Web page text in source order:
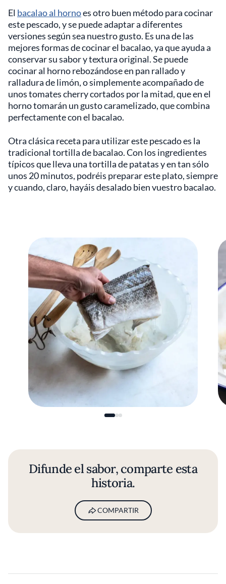
El bacalao al hornoes otro buen método para cocinar
este pescado, y se puede adaptar a diferentes
versiones según sea nuestro gusto. Es una de las
mejores formas de cocinar el bacalao, ya que ayuda a
conservar su sabor y textura original. Se puede
cocinar al horno rebozándose en pan rallado y
ralladura de limón, o simplemente acompañado de
unos tomates cherry cortados por la mitad, que en el
horno tomarán un gusto caramelizado, que combina
perfectamente con el bacalao.
Otra clásica receta para utilizar este pescado es la
tradicional tortilla de bacalao. Con los ingredientes
típicos que lleva una tortilla de patatas y en tan sólo
unos 20 minutos, podréis preparar este plato, siempre
y cuando, claro, hayáis desalado bien vuestro bacalao.
Difunde el sabor, comparte esta
historia.
COMPARTIR